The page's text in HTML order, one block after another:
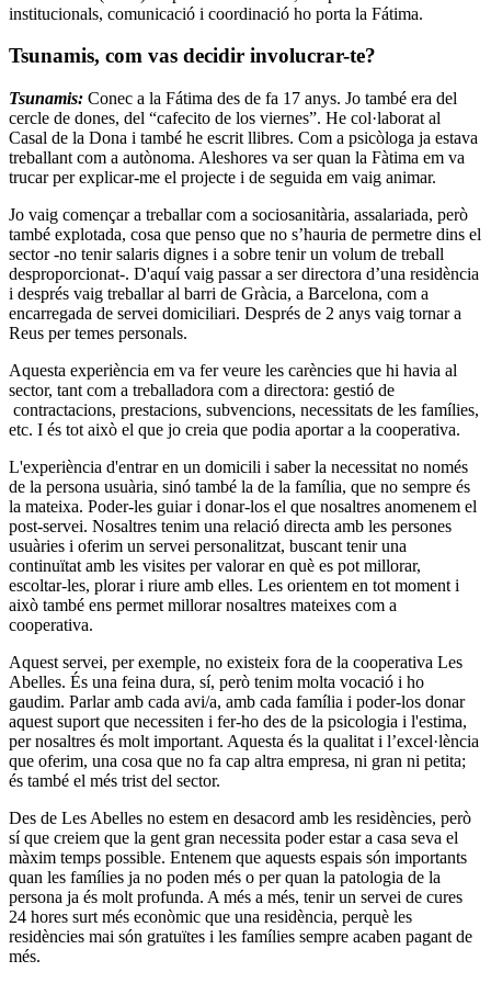
institucionals, comunicació i coordinació ho porta la Fátima.
Tsunamis, com vas decidir involucrar-te?
Tsunamis: Conec a la Fátima des de fa 17 anys. Jo també era del
cercle de dones, del “cafecito de los viernes”. He col·laborat al
Casal de la Dona i també he escrit llibres. Com a psicòloga ja estava
treballant com a autònoma. Aleshores va ser quan la Fàtima em va
trucar per explicar-me el projecte i de seguida em vaig animar.
Jo vaig començar a treballar com a sociosanitària, assalariada, però
també explotada, cosa que penso que no s’hauria de permetre dins el
sector -no tenir salaris dignes i a sobre tenir un volum de treball
desproporcionat-. D'aquí vaig passar a ser directora d’una residència
i després vaig treballar al barri de Gràcia, a Barcelona, com a
encarregada de servei domiciliari. Després de 2 anys vaig tornar a
Reus per temes personals.
Aquesta experiència em va fer veure les carències que hi havia al
sector, tant com a treballadora com a directora: gestió de
contractacions, prestacions, subvencions, necessitats de les famílies,
etc. I és tot això el que jo creia que podia aportar a la cooperativa.
L'experiència d'entrar en un domicili i saber la necessitat no només
de la persona usuària, sinó també la de la família, que no sempre és
la mateixa. Poder-les guiar i donar-los el que nosaltres anomenem el
post-servei. Nosaltres tenim una relació directa amb les persones
usuàries i oferim un servei personalitzat, buscant tenir una
continuïtat amb les visites per valorar en què es pot millorar,
escoltar-les, plorar i riure amb elles. Les orientem en tot moment i
això també ens permet millorar nosaltres mateixes com a
cooperativa.
Aquest servei, per exemple, no existeix fora de la cooperativa Les
Abelles. És una feina dura, sí, però tenim molta vocació i ho
gaudim. Parlar amb cada avi/a, amb cada família i poder-los donar
aquest suport que necessiten i fer-ho des de la psicologia i l'estima,
per nosaltres és molt important. Aquesta és la qualitat i l’excel·lència
que oferim, una cosa que no fa cap altra empresa, ni gran ni petita;
és també el més trist del sector.
Des de Les Abelles no estem en desacord amb les residències, però
sí que creiem que la gent gran necessita poder estar a casa seva el
màxim temps possible. Entenem que aquests espais són importants
quan les famílies ja no poden més o per quan la patologia de la
persona ja és molt profunda. A més a més, tenir un servei de cures
24 hores surt més econòmic que una residència, perquè les
residències mai són gratuïtes i les famílies sempre acaben pagant de
més.